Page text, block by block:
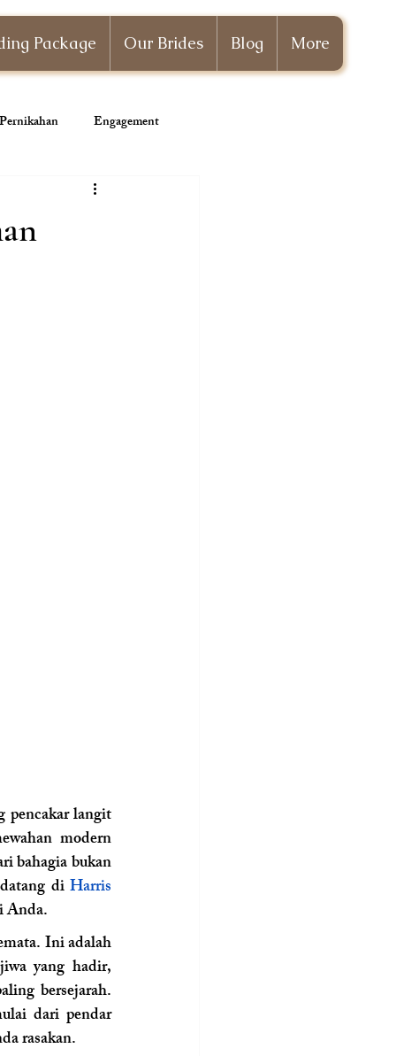
Package Our Brides Blog More
Engagement
Wedding Planner
pencakar langit
modern
bahagia bukan
di Harris
Anda.
Ini adalah
yang hadir,
bersejarah.
dari pendar
rasakan.